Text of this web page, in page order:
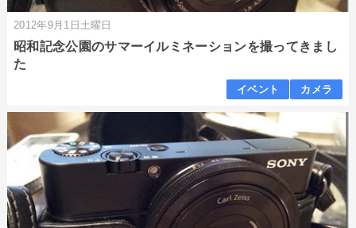
2012年9月1日土曜日
昭和記念公園のサマーイルミネーションを撮ってきまし
た
イベント カメラ